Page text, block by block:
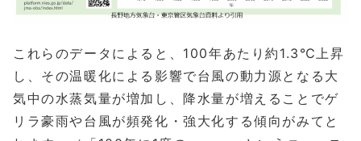
これらのデータによると、100年あたり約1.3℃上昇
し、その温暖化による影響で台風の動力源となる大
気中の水蒸気量が増加し、降水量が増えることでゲ
リラ豪雨や台風が頻発化・強大化する傾向がみてと